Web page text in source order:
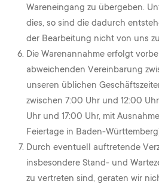
Wareneingang zu übergeben.
dies, so sind die dadurch
der Bearbeitung nicht von uns
Die Warenannahme erfolgt
abweichenden Vereinbarung
unseren üblichen
zwischen 7:00 Uhr und 12:00
Uhr und 17:00 Uhr, mit
Feiertage in Baden-
Durch eventuell auftretende
insbesondere Stand- und
zu vertreten sind, geraten wir